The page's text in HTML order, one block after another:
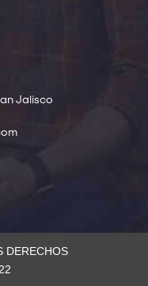
Jalisco
DERECHOS